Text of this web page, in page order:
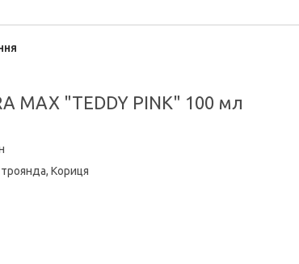
MAX "TEDDY PINK" 100 мл
Кориця